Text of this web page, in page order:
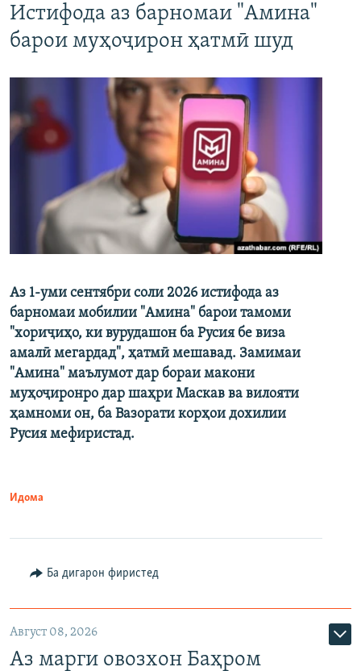
Истифода аз барномаи "Амина"
барои муҳоҷирон ҳатмӣ шуд
Аз 1-уми сентябри соли 2026 истифода аз
барномаи мобилии "Амина" барои тамоми
"хориҷиҳо, ки вурудашон ба Русия бе виза
амалӣ мегардад", ҳатмӣ мешавад. Замимаи
"Амина" маълумот дар бораи макони
муҳоҷиронро дар шаҳри Маскав ва вилояти
ҳамноми он, ба Вазорати корҳои дохилии
Русия мефиристад.
Идома
Ба дигарон фиристед
Август 08, 2026
Аз марги овозхон Баҳром